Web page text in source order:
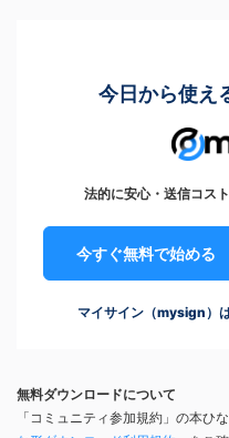
今日から使え
法的に安心・送信コス
今すぐ無料で始める
マイサイン（mysign）
無料ダウンロードについて
「コミュニティ参加規約」の本ひ